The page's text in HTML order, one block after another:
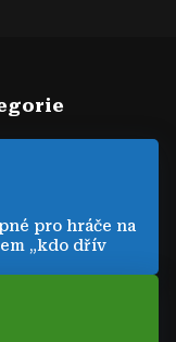
pro hráče na
„kdo dřív